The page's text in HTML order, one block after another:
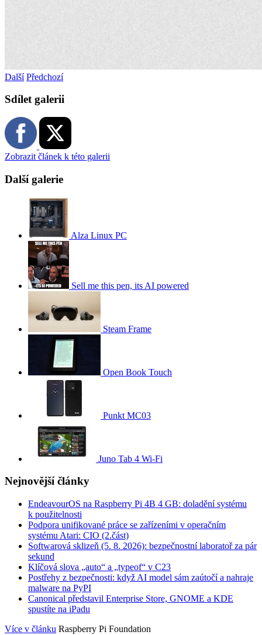
Další Předchozí
Sdílet galerii
Zobrazit článek k této galerii
Další galerie
Alza Linux PC
Sell me this pen, its AI powered
Steam Frame
Open Book Touch
Punkt MC03
Juno Tab 4 Wi-Fi
Nejnovější články
EndeavourOS na Raspberry Pi 4B 4 GB: doladění systému
k použitelnosti
Podpora unifikované práce se zařízeními v operačním
systému Atari: CIO (2.část)
Softwarová sklizeň (5. 8. 2026): bezpečnostní laboratoř za pár
sekund
Klíčová slova „auto“ a „typeof“ v C23
Postřehy z bezpečnosti: když AI model sám zaútočí a nahraje
malware na PyPI
Canonical představil Enterprise Store, GNOME a KDE
spustíte na iPadu
Více v článku Raspberry Pi Foundation